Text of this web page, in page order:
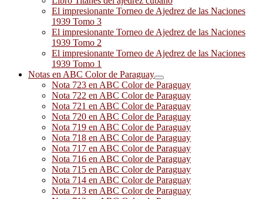
El impresionante Torneo de Ajedrez de las Naciones
1939 Tomo 3
El impresionante Torneo de Ajedrez de las Naciones
1939 Tomo 2
El impresionante Torneo de Ajedrez de las Naciones
1939 Tomo 1
Notas en ABC Color de Paraguay
Nota 723 en ABC Color de Paraguay
Nota 722 en ABC Color de Paraguay
Nota 721 en ABC Color de Paraguay
Nota 720 en ABC Color de Paraguay
Nota 719 en ABC Color de Paraguay
Nota 718 en ABC Color de Paraguay
Nota 717 en ABC Color de Paraguay
Nota 716 en ABC Color de Paraguay
Nota 715 en ABC Color de Paraguay
Nota 714 en ABC Color de Paraguay
Nota 713 en ABC Color de Paraguay